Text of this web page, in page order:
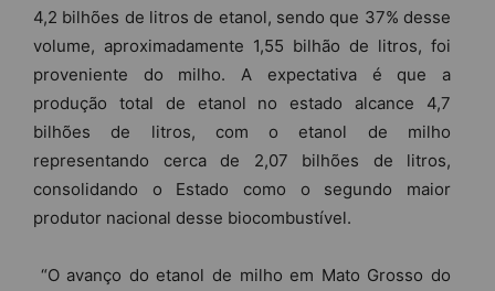
4,2 bilhões de litros de etanol, sendo que 37% desse
volume, aproximadamente 1,55 bilhão de litros, foi
proveniente do milho. A expectativa é que a
produção total de etanol no estado alcance 4,7
bilhões de litros, com o etanol de milho
representando cerca de 2,07 bilhões de litros,
consolidando o Estado como o segundo maior
produtor nacional desse biocombustível.
“O avanço do etanol de milho em Mato Grosso do